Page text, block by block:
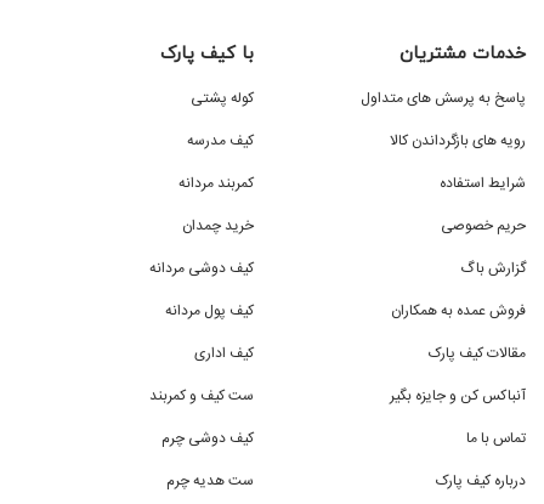
خدمات مشتریان
پاسخ به پرسش های متداول
رویه های بازگرداندن کالا
شرایط استفاده
حریم خصوصی
گزارش باگ
فروش عمده به همکاران
مقالات کیف پارک
آنباکس کن و جایزه بگیر
تماس با ما
درباره کیف پارک
با کیف پارک
کوله پشتی
کیف مدرسه
کمربند مردانه
خرید چمدان
کیف دوشی مردانه
کیف پول مردانه
کیف اداری
ست کیف و کمربند
کیف دوشی چرم
ست هدیه چرم